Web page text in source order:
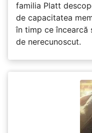
familia Platt
de capacitatea
în timp ce încearcă
de nerecunoscut.